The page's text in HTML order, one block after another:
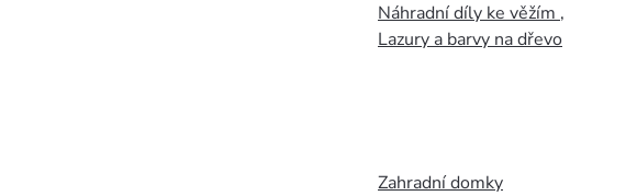
Náhradní díly ke věžím ,
Lazury a barvy na dřevo
Zahradní domky